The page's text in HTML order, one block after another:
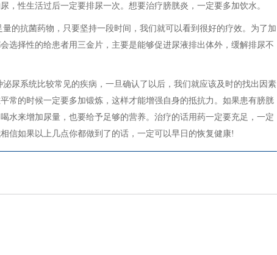
，性生活过后一定要排尿一次。想要治疗膀胱炎，一定要多加饮水。
的抗菌药物，只要坚持一段时间，我们就可以看到很好的疗效。为了加
选择性的给患者用三金片，主要是能够促进尿液排出体外，缓解排尿不
尿系统比较常见的疾病，一旦确认了以后，我们就应该及时的找出因素
常的时候一定要多加锻炼，这样才能增强自身的抵抗力。如果患有膀胱
水来增加尿量，也要给予足够的营养。治疗的话用药一定要充足，一定
信如果以上几点你都做到了的话，一定可以早日的恢复健康!